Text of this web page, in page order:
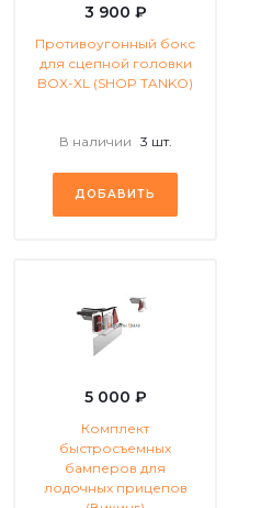
3 900 ₽
Противоугонный бокс
для сцепной головки
BOX-XL (SHOP TANKO)
В наличии 3 шт.
ДОБАВИТЬ
5 000 ₽
Комплект
быстросъемных
бамперов для
лодочных прицепов